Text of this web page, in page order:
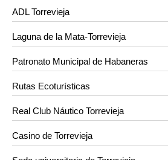
ADL Torrevieja
Laguna de la Mata-Torrevieja
Patronato Municipal de Habaneras
Rutas Ecoturísticas
Real Club Náutico Torrevieja
Casino de Torrevieja